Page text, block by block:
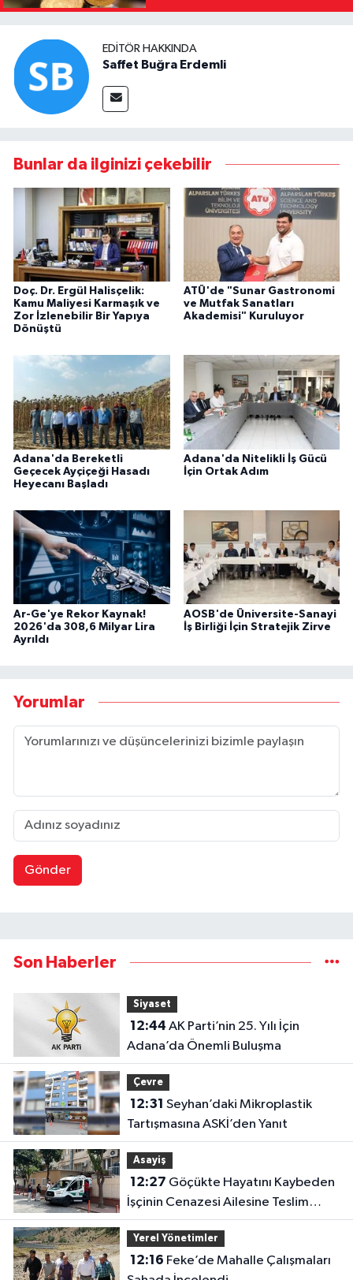
EDITÖR HAKKINDA
Saffet Buğra Erdemli
Bunlar da ilginizi çekebilir
Doç. Dr. Ergül Halisçelik:
Kamu Maliyesi Karmaşık ve
Zor İzlenebilir Bir Yapıya
Dönüştü
ATÜ'de "Sunar Gastronomi
ve Mutfak Sanatları
Akademisi" Kuruluyor
Adana'da Bereketli
Geçecek Ayçiçeği Hasadı
Heyecanı Başladı
Adana'da Nitelikli İş Gücü
İçin Ortak Adım
Ar-Ge'ye Rekor Kaynak!
2026'da 308,6 Milyar Lira
Ayrıldı
AOSB'de Üniversite-Sanayi
İş Birliği İçin Stratejik Zirve
Yorumlar
Gönder
Son Haberler
Siyaset
12:44
Adana’da Önemli Buluşma
Çevre
12:31
Tartışmasına ASKİ’den Yanıt
Asayiş
12:27
İşçinin Cenazesi Ailesine Teslim
Edildi
Yerel Yönetimler
12:16